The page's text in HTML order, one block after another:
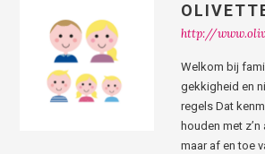
http://
Welkom bij
gekkigheid en
regels Dat
houden met
maar af en toe